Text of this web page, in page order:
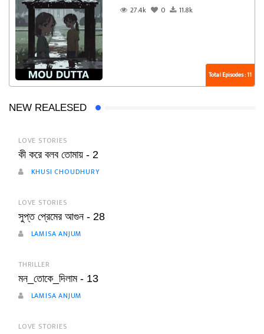
27.4k
0 11.8k
Total Episodes : 11
NEW REALESED
LOVE STORIES
কী করে বলব তোমায় - 2
KHUSI CHOUDHURY
LOVE STORIES
সুপ্ত প্রেমের আগুন - 28
LAMISA ANJUM
THRILLER
মন_তোকে_দিলাম - 13
LAMISA ANJUM
LOVE STORIES